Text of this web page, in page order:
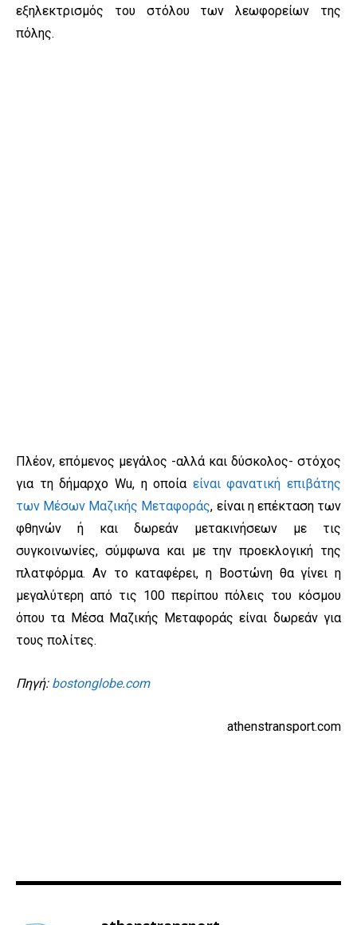
εξηλεκτρισμός του στόλου των λεωφορείων της
πόλης.
Πλέον, επόμενος μεγάλος -αλλά και δύσκολος- στόχος
για τη δήμαρχο Wu, η οποία είναι φανατική επιβάτης
των Μέσων Μαζικής Μεταφοράς, είναι η επέκταση των
φθηνών ή και δωρεάν μετακινήσεων με τις
συγκοινωνίες, σύμφωνα και με την προεκλογική της
πλατφόρμα. Αν το καταφέρει, η Βοστώνη θα γίνει η
μεγαλύτερη από τις 100 περίπου πόλεις του κόσμου
όπου τα Μέσα Μαζικής Μεταφοράς είναι δωρεάν για
τους πολίτες.
Πηγή: bostonglobe.com
athenstransport.com